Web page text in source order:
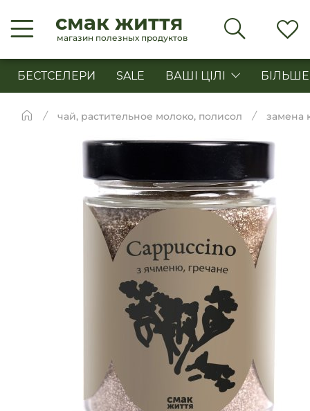
смак життя
магазин полезных продуктов
БЕСТСЕЛЕРИ SALE ВАШІ ЦІЛІ БІЛЬШЕ
чай, растительное молоко, полисол замена